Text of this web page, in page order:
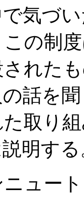
気づ
の制
れた
話を
取り
明す
ュー